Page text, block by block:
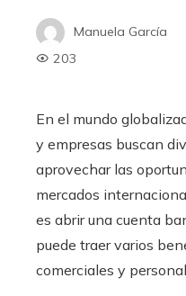
Manuela García
203
En el mundo
y empresas buscan
aprovechar las
mercados
es abrir una cuenta
puede traer varios
comerciales y